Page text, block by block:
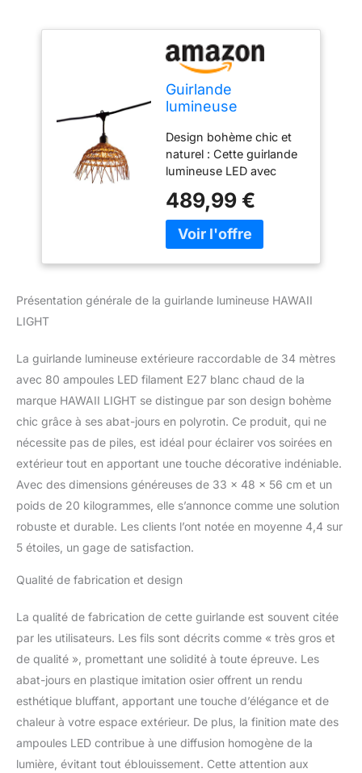
Guirlande
lumineuse
raccordable 34m
avec 80 ampoules
LED filament E27
blanc chaud HAWAII
LIGHT Abat-jour
polyrotin bohème
Design bohème chic et
naturel : Cette guirlande
lumineuse LED avec
combine un style
bohème élégant et une
touche exotique. Idéale
comme restaurants,
longueur et connectivité
professionnelle : Grâce à
d'extension, raccordez
jusqu'à 25 guirlandes
(250 ampoules) pour
atteindre une longueur
pour créer une ambiance
lumineuse dans de
grands espaces
extérieurs ou intérieurs,
besoins des
Utilisation polyvalente :
intérieur ou extérieur
(IP64), cette guirlande
s'intègre dans des
jardins, terrasses,
pour créer une ambiance
festive et chaleureuse
dans un esprit
489,99 €
Présentation générale de la guirlande lumineuse HAWAII
LIGHT
La guirlande lumineuse extérieure raccordable de 34 mètres
avec 80 ampoules LED filament E27 blanc chaud de la
marque HAWAII LIGHT se distingue par son design bohème
chic grâce à ses abat-jours en polyrotin. Ce produit, qui ne
nécessite pas de piles, est idéal pour éclairer vos soirées en
extérieur tout en apportant une touche décorative indéniable.
Avec des dimensions généreuses de 33 x 48 x 56 cm et un
poids de 20 kilogrammes, elle s’annonce comme une solution
robuste et durable. Les clients l’ont notée en moyenne 4,4 sur
5 étoiles, un gage de satisfaction.
Qualité de fabrication et design
La qualité de fabrication de cette guirlande est souvent citée
par les utilisateurs. Les fils sont décrits comme « très gros et
de qualité », promettant une solidité à toute épreuve. Les
abat-jours en plastique imitation osier offrent un rendu
esthétique bluffant, apportant une touche d’élégance et de
chaleur à votre espace extérieur. De plus, la finition mate des
ampoules LED contribue à une diffusion homogène de la
lumière, évitant tout éblouissement. Cette attention aux